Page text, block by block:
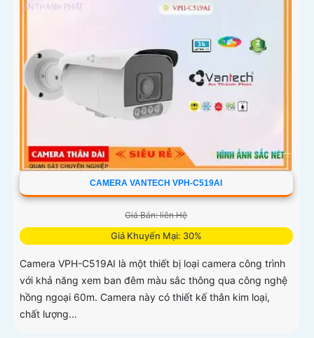
CAMERA VANTECH VPH-C519AI
Giá Bán: liên Hệ
Giá Khuyến Mại: 30%
Camera VPH-C519AI là một thiết bị loại camera công trình
với khả năng xem ban đêm màu sắc thông qua công nghệ
hồng ngoại 60m. Camera này có thiết kế thân kim loại,
chất lượng...